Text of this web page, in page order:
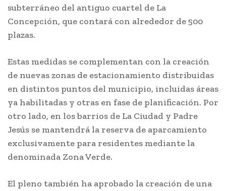
subterráneo del antiguo cuartel de La
Concepción, que contará con alrededor de 500
plazas.
Estas medidas se complementan con la creación
de nuevas zonas de estacionamiento distribuidas
en distintos puntos del municipio, incluidas áreas
ya habilitadas y otras en fase de planificación. Por
otro lado, en los barrios de La Ciudad y Padre
Jesús se mantendrá la reserva de aparcamiento
exclusivamente para residentes mediante la
denominada Zona Verde.
El pleno también ha aprobado la creación de una